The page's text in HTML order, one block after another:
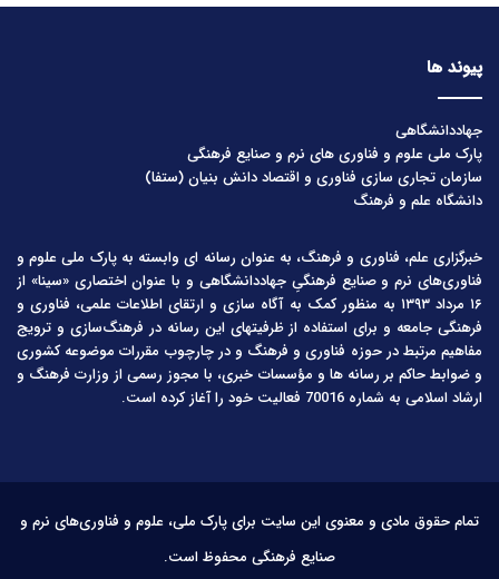
پیوند ها
جهاددانشگاهی
پارک ملی علوم و فناوری های نرم و صنایع فرهنگی
سازمان تجاری سازی فناوری و اقتصاد دانش بنیان (ستفا)
دانشگاه علم و فرهنگ
خبرگزاری علم، فناوری و فرهنگ، به عنوان رسانه ای وابسته به پارک ملی علوم و
فناوری‌های نرم و صنایع فرهنگیِ جهاددانشگاهی و با عنوان اختصاری «سینا» از
۱۶ مرداد ۱۳۹۳ به منظور کمک به آگاه سازی و ارتقای اطلاعات علمی، فناوری و
فرهنگی جامعه و برای استفاده از ظرفیتهای این رسانه در فرهنگ‌سازی و ترویج
مفاهیم مرتبط در حوزه فناوری و فرهنگ و در چارچوب مقررات موضوعه کشوری
و ضوابط حاکم بر رسانه ها و مؤسسات خبری، با مجوز رسمی از وزارت فرهنگ و
ارشاد اسلامی به شماره 70016 فعالیت خود را آغاز کرده است.
تمام حقوق مادی و معنوی این سایت برای پارک ملی، علوم و فناوری‌های نرم و
صنایع فرهنگی محفوظ است.